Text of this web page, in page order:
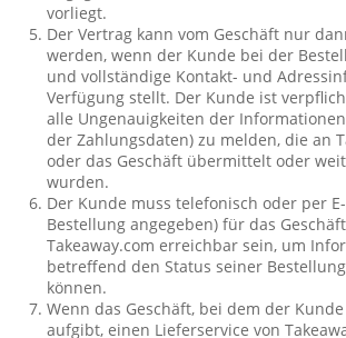
vorliegt.
Der Vertrag kann vom Geschäft nur
werden, wenn der Kunde bei der
und vollständige Kontakt- und
Verfügung stellt. Der Kunde ist
alle Ungenauigkeiten der
der Zahlungsdaten) zu melden, die an
oder das Geschäft übermittelt oder
wurden.
Der Kunde muss telefonisch oder per
Bestellung angegeben) für das
Takeaway.com erreichbar sein, um
betreffend den Status seiner
können.
Wenn das Geschäft, bei dem der
aufgibt, einen Lieferservice von